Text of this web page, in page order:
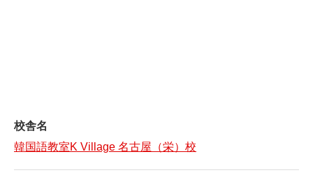
校舎名
韓国語教室K Village 名古屋（栄）校